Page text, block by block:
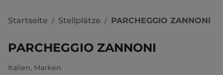
Startseite / Stellplätze / PARCHEGGIO ZANNONI
PARCHEGGIO ZANNONI
Italien, Marken